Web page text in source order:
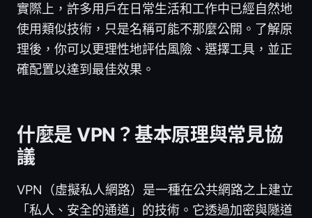
實際上，許多用戶在日常生活和工作中已經自然地
使用類似技術，只是名稱可能不那麼公開。了解原
理後，你可以更理性地評估風險、選擇工具，並正
確配置以達到最佳效果。
什麼是 VPN？基本原理與常見協
議
VPN（虛擬私人網路）是一種在公共網路之上建立
「私人、安全的通道」的技術。它透過加密與隧道